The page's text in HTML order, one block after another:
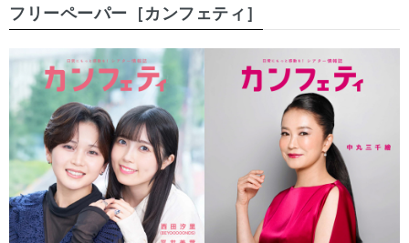
フリーペーパー［カンフェティ］